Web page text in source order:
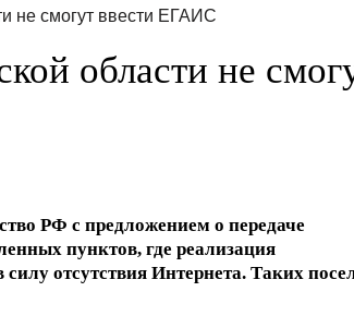
не смогут ввести ЕГАИС
области не
РФ с предложением о передаче
пунктов, где реализация
отсутствия Интернета. Таких